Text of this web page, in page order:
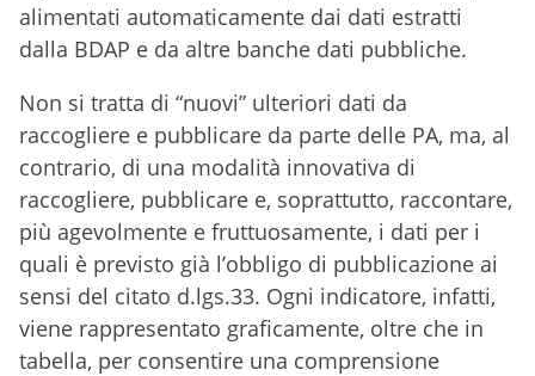
alimentati automaticamente dai dati estratti
dalla BDAP e da altre banche dati pubbliche.
Non si tratta di “nuovi” ulteriori dati da
raccogliere e pubblicare da parte delle PA, ma, al
contrario, di una modalità innovativa di
raccogliere, pubblicare e, soprattutto, raccontare,
più agevolmente e fruttuosamente, i dati per i
quali è previsto già l’obbligo di pubblicazione ai
sensi del citato d.lgs.33. Ogni indicatore, infatti,
viene rappresentato graficamente, oltre che in
tabella, per consentire una comprensione